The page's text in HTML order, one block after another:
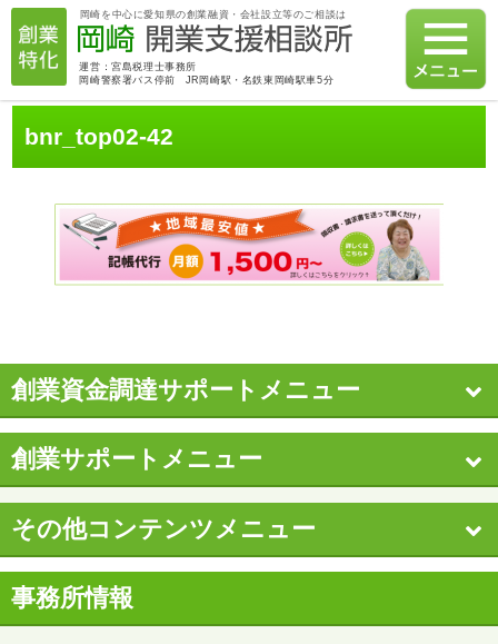
岡崎を中心に愛知県の創業融資・会社設立等のご相談は
運営：宮島税理士事務所
岡崎警察署バス停前 JR岡崎駅・名鉄東岡崎駅車5分
bnr_top02-42
創業資金調達サポートメニュー
創業サポートメニュー
その他コンテンツメニュー
事務所情報